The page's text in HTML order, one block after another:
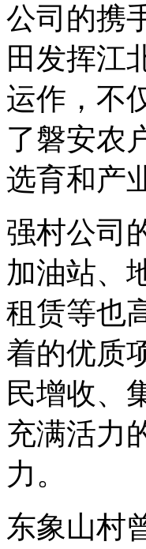
公司的携
田发挥江
运作，不
了磐安农
选育和产
强村公司
加油站、
租赁等也
着的优质
民增收、
充满活力
力。
东象山村